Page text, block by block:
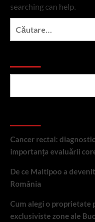
searching can help.
Caută
Cancer rectal:
importanța evaluării
De ce Maltipoo a
România
Cum alegi o proprietate
exclusiviste zone ale